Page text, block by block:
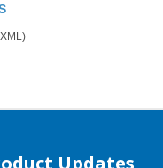
Updates